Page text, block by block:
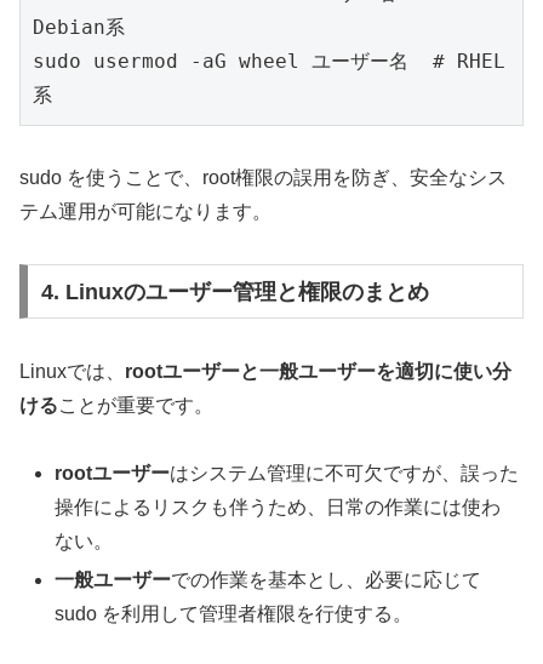
Debian系
sudo usermod -aG wheel ユーザー名  # RHEL
系
sudo を使うことで、root権限の誤用を防ぎ、安全なシス
テム運用が可能になります。
4. Linuxのユーザー管理と権限のまとめ
Linuxでは、 rootユーザーと一般ユーザーを適切に使い分
けることが重要です。
rootユーザーはシステム管理に不可欠ですが、誤った
操作によるリスクも伴うため、日常の作業には使わ
ない。
一般ユーザーでの作業を基本とし、必要に応じて
sudo を利用して管理者権限を行使する。